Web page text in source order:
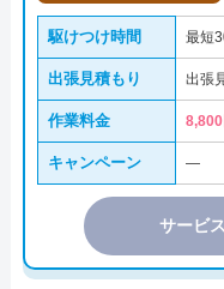
駆けつけ時間 最短
出張見積もり 出張
作業料金 8,800
キャンペーン ―
サービ